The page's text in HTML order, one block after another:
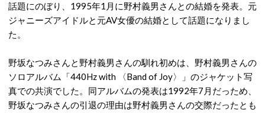
話題にのぼり、1995年1月に野村義男さんとの結婚を発表。元
ジャニーズアイドルと元AV女優の結婚として話題になりまし
た。
野坂なつみさんと野村義男さんの馴れ初めは、野村義男さんの
ソロアルバム「440Hz with 〈Band of Joy〉」のジャケット写
真での共演でした。同アルバムの発表は1992年7月だっため、
野坂なつみさんの引退の理由は野村義男さんの交際だったとも